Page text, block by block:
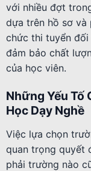
với nhiều đợt
dựa trên hồ sơ
chức thi tuyển đối
đảm bảo chất
của học viên.
Những Yếu Tố
Học Dạy Nghề
Việc lựa chọn
quan trọng quyết
phải trường nào